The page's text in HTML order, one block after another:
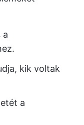
a
kik voltak
a